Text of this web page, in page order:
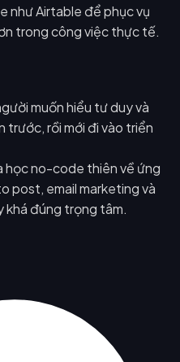
như Airtable để phục vụ
trong công việc thực tế.
muốn hiểu tư duy và
trước, rồi mới đi vào triển
học no-code thiên về ứng
post, email marketing và
khá đúng trọng tâm.